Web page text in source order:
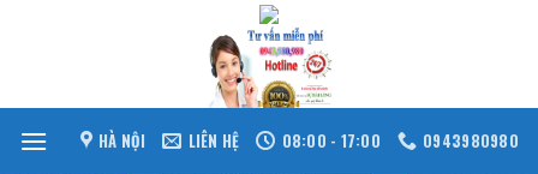
HÀ NỘI LIÊN HỆ 08:00 - 17:00 0943980980